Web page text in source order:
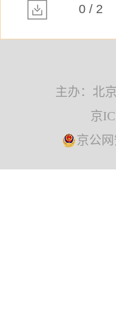
主办：北
京
京公网
0 / 2